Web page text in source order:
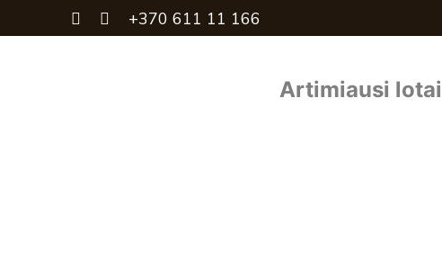
+370 611 11 166
Artimiausi lotai